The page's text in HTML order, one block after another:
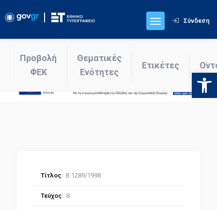
Σύνδεση
Προβολή
ΦΕΚ
Θεματικές
Ενότητες
Ετικέτες
Τίτλος: Β 1289/1998
Τεύχος: Β